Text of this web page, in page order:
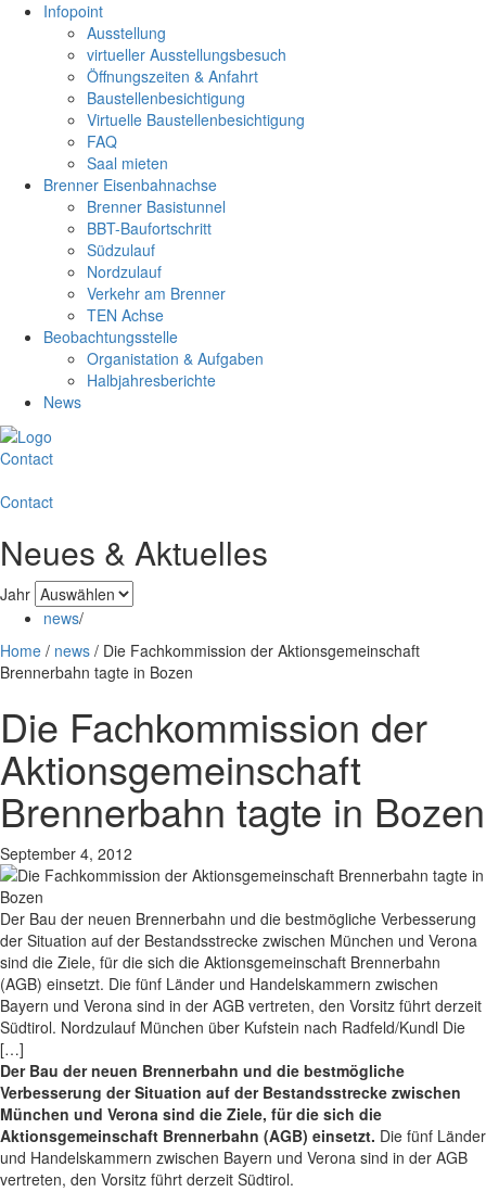
Infopoint
Ausstellung
virtueller Ausstellungsbesuch
Öffnungszeiten & Anfahrt
Baustellenbesichtigung
Virtuelle Baustellenbesichtigung
FAQ
Saal mieten
Brenner Eisenbahnachse
Brenner Basistunnel
BBT-Baufortschritt
Südzulauf
Nordzulauf
Verkehr am Brenner
TEN Achse
Beobachtungsstelle
Organistation & Aufgaben
Halbjahresberichte
News
Contact
Contact
Neues & Aktuelles
Jahr
news/
Home / news / Die Fachkommission der Aktionsgemeinschaft
Brennerbahn tagte in Bozen
Die Fachkommission der
Aktionsgemeinschaft
Brennerbahn tagte in Bozen
September 4, 2012
Der Bau der neuen Brennerbahn und die bestmögliche Verbesserung
der Situation auf der Bestandsstrecke zwischen München und Verona
sind die Ziele, für die sich die Aktionsgemeinschaft Brennerbahn
(AGB) einsetzt. Die fünf Länder und Handelskammern zwischen
Bayern und Verona sind in der AGB vertreten, den Vorsitz führt derzeit
Südtirol. Nordzulauf München über Kufstein nach Radfeld/Kundl Die
[…]
Der Bau der neuen Brennerbahn und die bestmögliche
Verbesserung der Situation auf der Bestandsstrecke zwischen
München und Verona sind die Ziele, für die sich die
Aktionsgemeinschaft Brennerbahn (AGB) einsetzt. Die fünf Länder
und Handelskammern zwischen Bayern und Verona sind in der AGB
vertreten, den Vorsitz führt derzeit Südtirol.